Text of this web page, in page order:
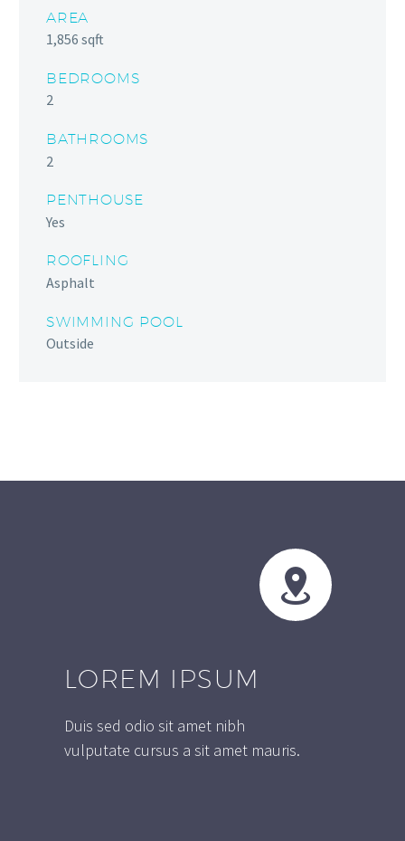
AREA
1,856 sqft
BEDROOMS
2
BATHROOMS
2
PENTHOUSE
Yes
ROOFLING
Asphalt
SWIMMING POOL
Outside


LOREM IPSUM
Duis sed odio sit amet nibh
vulputate cursus a sit amet mauris.